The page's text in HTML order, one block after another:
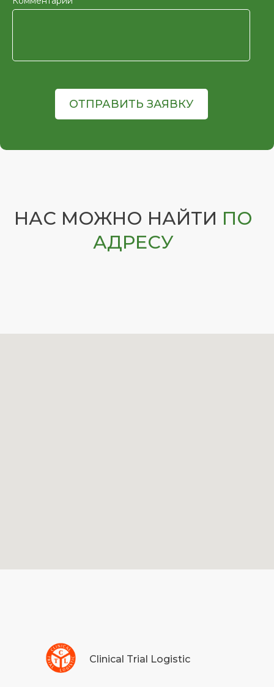
ОТПРАВИТЬ ЗАЯВКУ
НАС МОЖНО НАЙТИ ПО
АДРЕСУ
Clinical Trial Logistic